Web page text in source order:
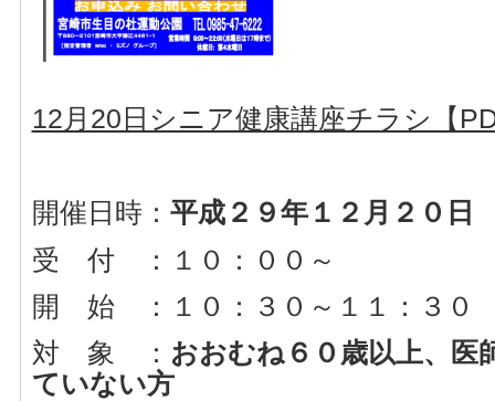
12月20日シニア健康講座チラシ【
開催日時： 平成２９年１２月２０
受 付 ：１０：００～
開 始 ：１０：３０～１１：３０
対 象 ： おおむね６０歳以上、医
ていない方